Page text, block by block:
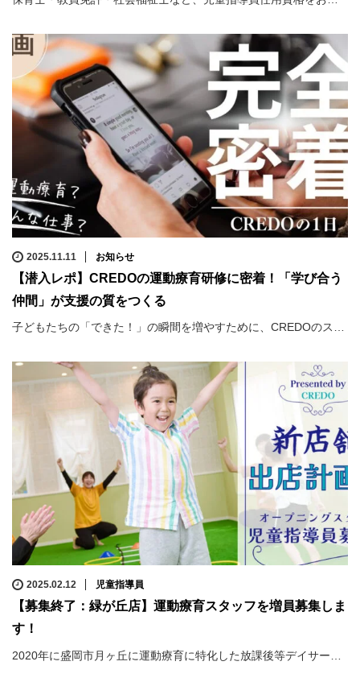
2025.11.11 お知らせ
【潜入レポ】CREDOの運動療育研修に密着！「学び合う
仲間」が支援の質をつくる
子どもたちの「できた！」の瞬間を増やすために、CREDOのス…
2025.02.12 児童指導員
【募集終了：緑が丘店】運動療育スタッフを増員募集しま
す！
2020年に盛岡市月ヶ丘に運動療育に特化した放課後等デイサー…